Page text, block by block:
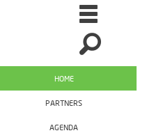
HOME
PARTNERS
AGENDA